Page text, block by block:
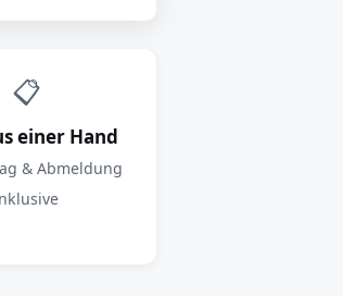
📋
einer Hand
& Abmeldung